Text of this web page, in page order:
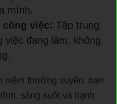
mình.
công việc: Tập trung
việc đang làm, không
niệm thường xuyên, bạn
sáng suốt và hạnh